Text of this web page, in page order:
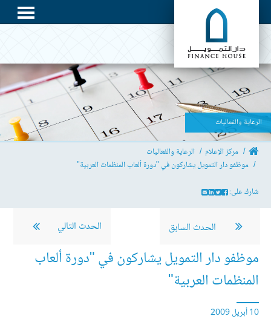
الرعاية والفعاليات
مركز الإعلام
الرعاية والفعاليات
موظفو دار التمويل يشاركون في "دورة ألعاب المنظمات العربية"
شارك على:
الحدث السابق الحدث التالي
موظفو دار التمويل يشاركون في "دورة ألعاب
المنظمات العربية"
10 أبريل 2009